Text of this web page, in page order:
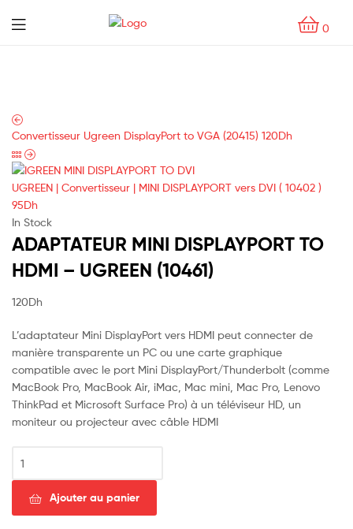
0
Menu
Convertisseur Ugreen DisplayPort to VGA (20415) 120Dh
UGREEN | Convertisseur | MINI DISPLAYPORT vers DVI ( 10402 )
95Dh
In Stock
ADAPTATEUR MINI DISPLAYPORT TO
HDMI – UGREEN (10461)
120Dh
L’adaptateur Mini DisplayPort vers HDMI peut connecter de
manière transparente un PC ou une carte graphique
compatible avec le port Mini DisplayPort/Thunderbolt (comme
MacBook Pro, MacBook Air, iMac, Mac mini, Mac Pro, Lenovo
ThinkPad et Microsoft Surface Pro) à un téléviseur HD, un
moniteur ou projecteur avec câble HDMI
de
MINI
Ajouter au panier